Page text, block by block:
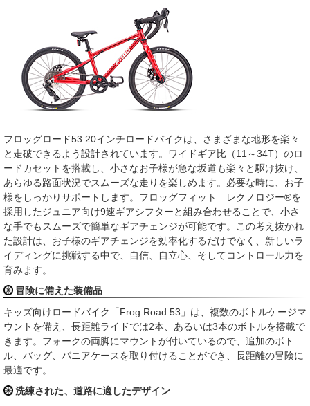
フロッグロード53 20インチロードバイクは、さまざまな地形を楽々
と走破できるよう設計されています。ワイドギア比（11～34T）のロ
ードカセットを搭載し、小さなお子様が急な坂道も楽々と駆け抜け、
あらゆる路面状況でスムーズな走りを楽しめます。必要な時に、お子
様をしっかりサポートします。フロッグフィット レクノロジー®を
採用したジュニア向け9速ギアシフターと組み合わせることで、小さ
な手でもスムーズで簡単なギアチェンジが可能です。この考え抜かれ
た設計は、お子様のギアチェンジを効率化するだけでなく、新しいラ
イディングに挑戦する中で、自信、自立心、そしてコントロール力を
育みます。
冒険に備えた装備品
キッズ向けロードバイク「Frog Road 53」は、複数のボトルケージマ
ウントを備え、長距離ライドでは2本、あるいは3本のボトルを搭載で
きます。フォークの両脚にマウントが付いているので、追加のボト
ル、バッグ、パニアケースを取り付けることができ、長距離の冒険に
最適です。
洗練された、道路に適したデザイン